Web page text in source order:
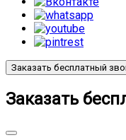
Заказать бесплатный
Заказать